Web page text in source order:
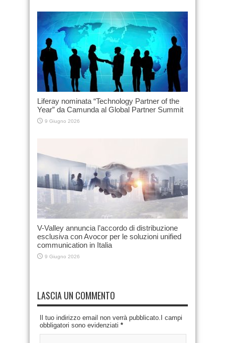
Liferay nominata “Technology Partner of the
Year” da Camunda al Global Partner Summit
9 Giugno 2026
V-Valley annuncia l’accordo di distribuzione
esclusiva con Avocor per le soluzioni unified
communication in Italia
9 Giugno 2026
LASCIA UN COMMENTO
Il tuo indirizzo email non verrà pubblicato.I campi
obbligatori sono evidenziati *